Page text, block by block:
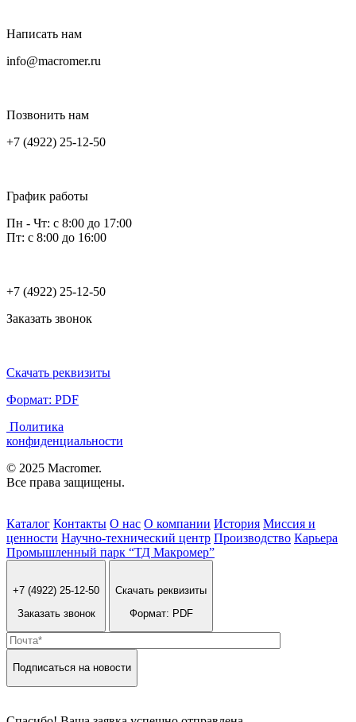
Написать нам
info@macromer.ru
Позвонить нам
+7 (4922) 25-12-50
График работы
Пн - Чт: с 8:00 до 17:00
Пт: с 8:00 до 16:00
+7 (4922) 25-12-50
Заказать звонок
Скачать реквизиты
Формат: PDF
Политика
конфиденциальности
© 2025 Macromer.
Все права защищены.
Каталог Контакты О нас О компании История Миссия и
ценности Научно-технический центр Производство Карьера
Промышленный парк “ТД Макромер”
+7 (4922) 25-12-50
Заказать звонок
Скачать реквизиты
Формат: PDF
Подписаться на новости